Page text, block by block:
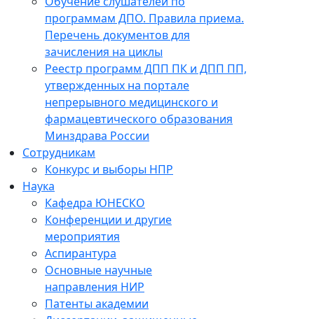
программам ДПО. Правила приема.
Перечень документов для
зачисления на циклы
Реестр программ ДПП ПК и ДПП ПП,
утвержденных на портале
непрерывного медицинского и
фармацевтического образования
Минздрава России
Сотрудникам
Конкурс и выборы НПР
Наука
Кафедра ЮНЕСКО
Конференции и другие
мероприятия
Аспирантура
Основные научные
направления НИР
Патенты академии